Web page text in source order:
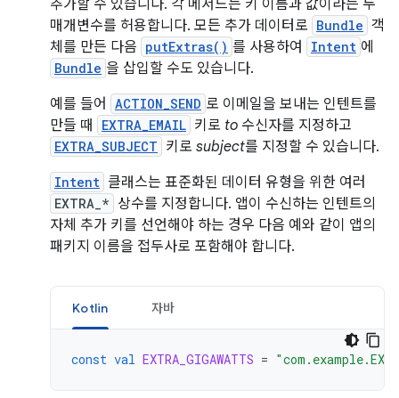
추가할 수 있습니다. 각 메서드는 키 이름과 값이라는 두
매개변수를 허용합니다. 모든 추가 데이터로 Bundle 객
체를 만든 다음 putExtras() 를 사용하여 Intent 에
Bundle 을 삽입할 수도 있습니다.
예를 들어
ACTION_SEND 로 이메일을 보내는 인텐트를
만들 때
EXTRA_EMAIL 키로 to 수신자를 지정하고
EXTRA_SUBJECT 키로 subject를 지정할 수 있습니다.
Intent 클래스는 표준화된 데이터 유형을 위한 여러
EXTRA_* 상수를 지정합니다. 앱이 수신하는 인텐트의
자체 추가 키를 선언해야 하는 경우 다음 예와 같이 앱의
패키지 이름을 접두사로 포함해야 합니다.
Kotlin 자바
const val EXTRA_GIGAWATTS =